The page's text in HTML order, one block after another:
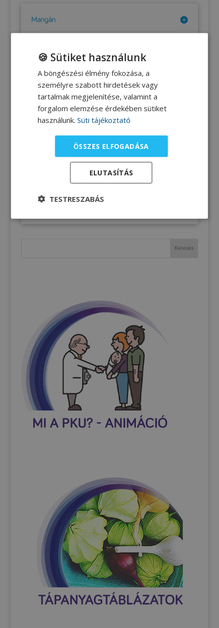
Mangán
Króm
🍪 Sütiket használunk
A böngészési élmény fokozása, a
személyre szabott hirdetések vagy
tartalmak megjelenítése, valamint a
forgalom elemzése érdekében sütiket
használunk. Süti tájékoztató
ÖSSZES ELFOGADÁSA
ELUTASÍTÁS
TESTRESZABÁS